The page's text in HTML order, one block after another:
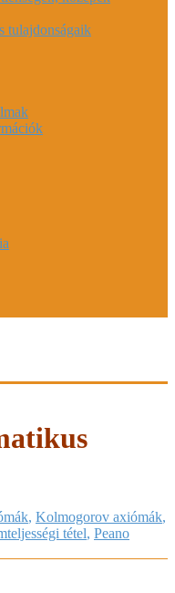
tulajdonságaik
, Kolmogorov axiómák,
tétel, Peano